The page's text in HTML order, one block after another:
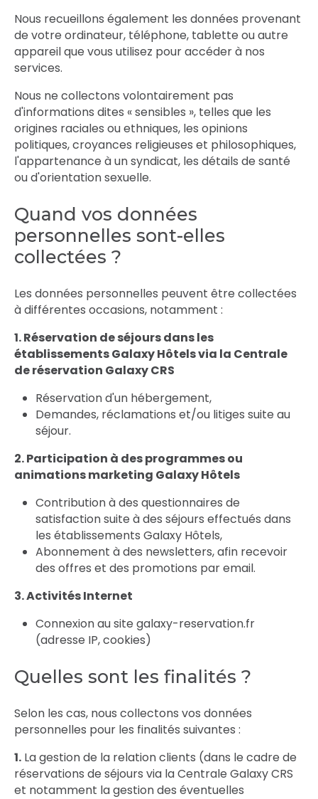
Nous recueillons également les données provenant
de votre ordinateur, téléphone, tablette ou autre
appareil que vous utilisez pour accéder à nos
services.
Nous ne collectons volontairement pas
d'informations dites « sensibles », telles que les
origines raciales ou ethniques, les opinions
politiques, croyances religieuses et philosophiques,
l'appartenance à un syndicat, les détails de santé
ou d'orientation sexuelle.
Quand vos données
personnelles sont-elles
collectées ?
Les données personnelles peuvent être collectées
à différentes occasions, notamment :
1. Réservation de séjours dans les
établissements Galaxy Hôtels via la Centrale
de réservation Galaxy CRS
Réservation d'un hébergement,
Demandes, réclamations et/ou litiges suite au
séjour.
2. Participation à des programmes ou
animations marketing Galaxy Hôtels
Contribution à des questionnaires de
satisfaction suite à des séjours effectués dans
les établissements Galaxy Hôtels,
Abonnement à des newsletters, afin recevoir
des offres et des promotions par email.
3. Activités Internet
Connexion au site galaxy-reservation.fr
(adresse IP, cookies)
Quelles sont les finalités ?
Selon les cas, nous collectons vos données
personnelles pour les finalités suivantes :
1. La gestion de la relation clients (dans le cadre de
réservations de séjours via la Centrale Galaxy CRS
et notamment la gestion des éventuelles